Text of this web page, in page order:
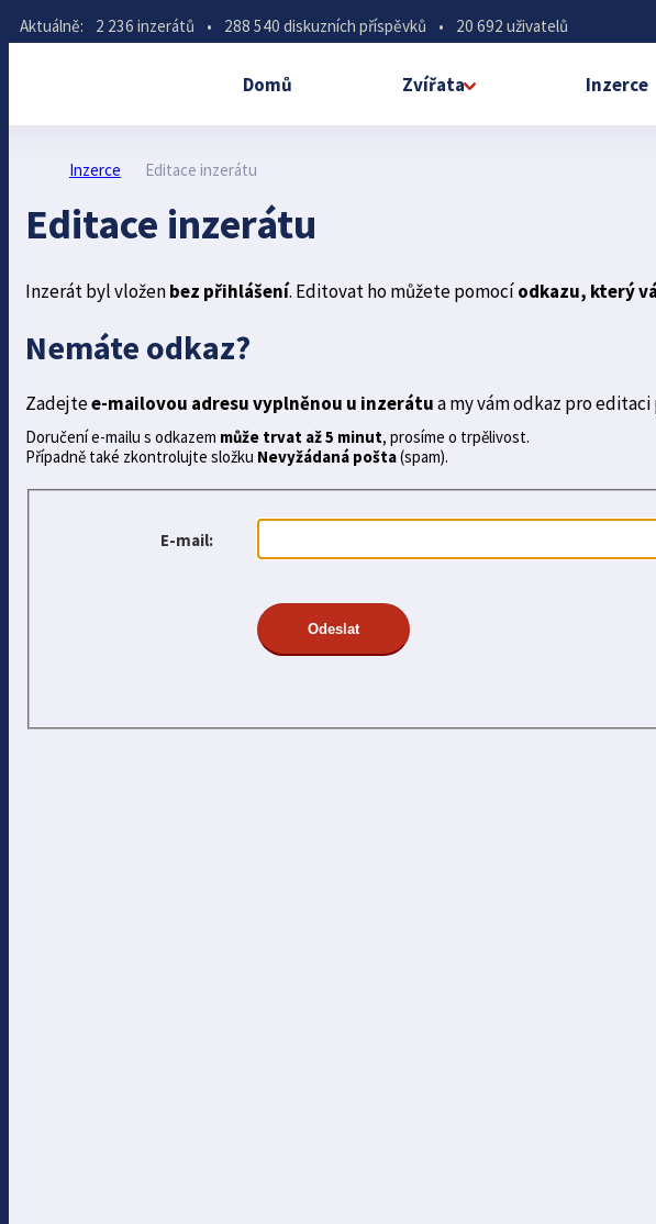
Aktuálně: 2 236 inzerátů • 288 540 diskuzních příspěvků • 20 692 uživatelů
Domů Zvířata Inzerce
Inzerce Editace inzerátu
Editace inzerátu
Inzerát byl vloženbez přihlášení. Editovat ho můžete pomocíodkazu, který
Nemáte odkaz?
Zadejtee-mailovou adresu vyplněnou u inzerátua my vám odkaz pro
Doručení e-mailu s odkazem může trvat až 5 minut, prosíme o trpělivost.
Případně také zkontrolujte složku Nevyžádaná pošta(spam).
E-mail: